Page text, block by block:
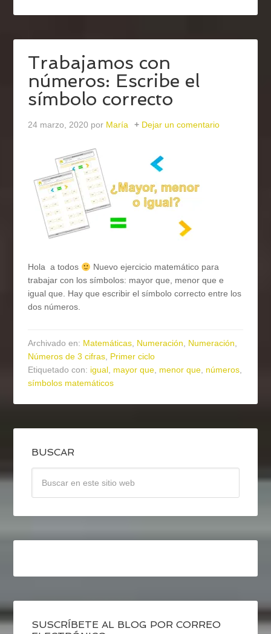
Trabajamos con
números: Escribe el
símbolo correcto
24 marzo, 2020 por María Dejar un comentario
Hola a todos
Nuevo ejercicio matemático para
trabajar con los símbolos: mayor que, menor que e
igual que. Hay que escribir el símbolo correcto entre los
dos números.
Archivado en: Matemáticas, Numeración, Numeración,
Números de 3 cifras, Primer ciclo
Etiquetado con: igual, mayor que, menor que, números,
símbolos matemáticos
BUSCAR
SUSCRÍBETE AL BLOG POR CORREO